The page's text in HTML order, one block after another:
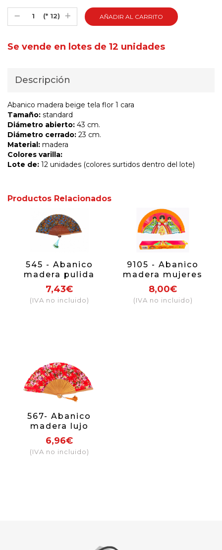
(* 12)
Se vende en lotes de 12 unidades
Descripción
Abanico madera beige tela flor 1 cara
Tamaño: standard
Diámetro abierto: 43 cm.
Diámetro cerrado: 23 cm.
Material: madera
Colores varilla:
Lote de: 12 unidades (colores surtidos dentro del lote)
Productos Relacionados
545 - Abanico
madera pulida
estampado floral
7,43€
(IVA no incluido)
9105 - Abanico
madera mujeres
Meni (colores
surtidos)
8,00€
(IVA no incluido)
567- Abanico
madera lujo
flores (colores
surtidos)
6,96€
(IVA no incluido)